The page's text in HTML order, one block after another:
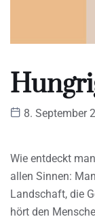
8. September
Wie entdeckt
allen Sinnen:
Landschaft, die
hört den